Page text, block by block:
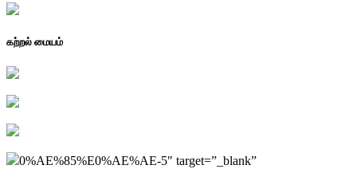
கற்றல் மையம்
0%AE%85%E0%AE%AE-5″ target=”_blank”